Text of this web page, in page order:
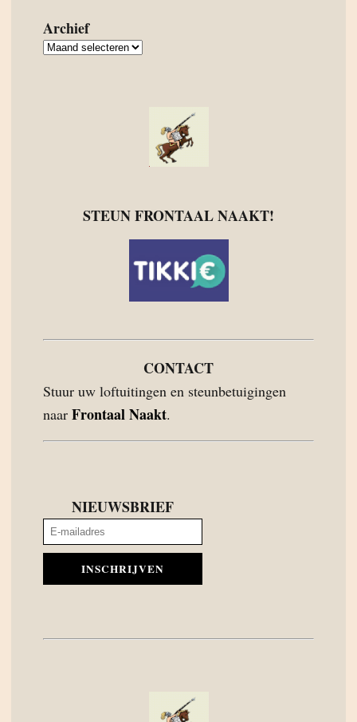
Archief
Archief
STEUN FRONTAAL NAAKT!
CONTACT
Stuur uw loftuitingen en steunbetuigingen
naar Frontaal Naakt.
NIEUWSBRIEF
INSCHRIJVEN